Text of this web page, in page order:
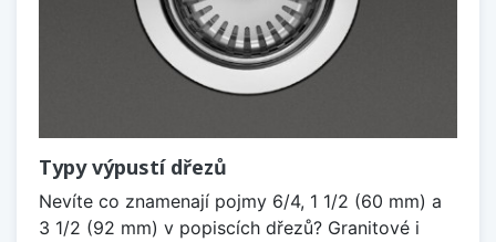
Typy výpustí dřezů
Nevíte co znamenají pojmy 6/4, 1 1/2 (60 mm) a
3 1/2 (92 mm) v popiscích dřezů? Granitové i